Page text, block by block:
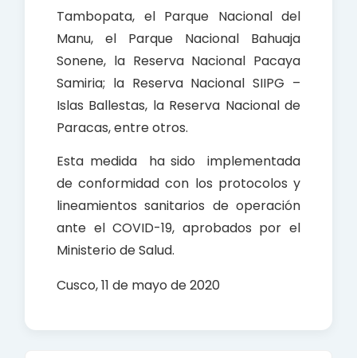
Tambopata, el Parque Nacional del
Manu, el Parque Nacional Bahuaja
Sonene, la Reserva Nacional Pacaya
Samiria; la Reserva Nacional SIIPG –
Islas Ballestas, la Reserva Nacional de
Paracas, entre otros.
Esta medida ha sido implementada
de conformidad con los protocolos y
lineamientos sanitarios de operación
ante el COVID-19, aprobados por el
Ministerio de Salud.
Cusco, 11 de mayo de 2020